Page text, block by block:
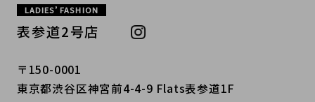
LADIES’ FASHION
表参道2号店
〒150-0001
東京都渋谷区神宮前4-4-9 Flats表参道1F